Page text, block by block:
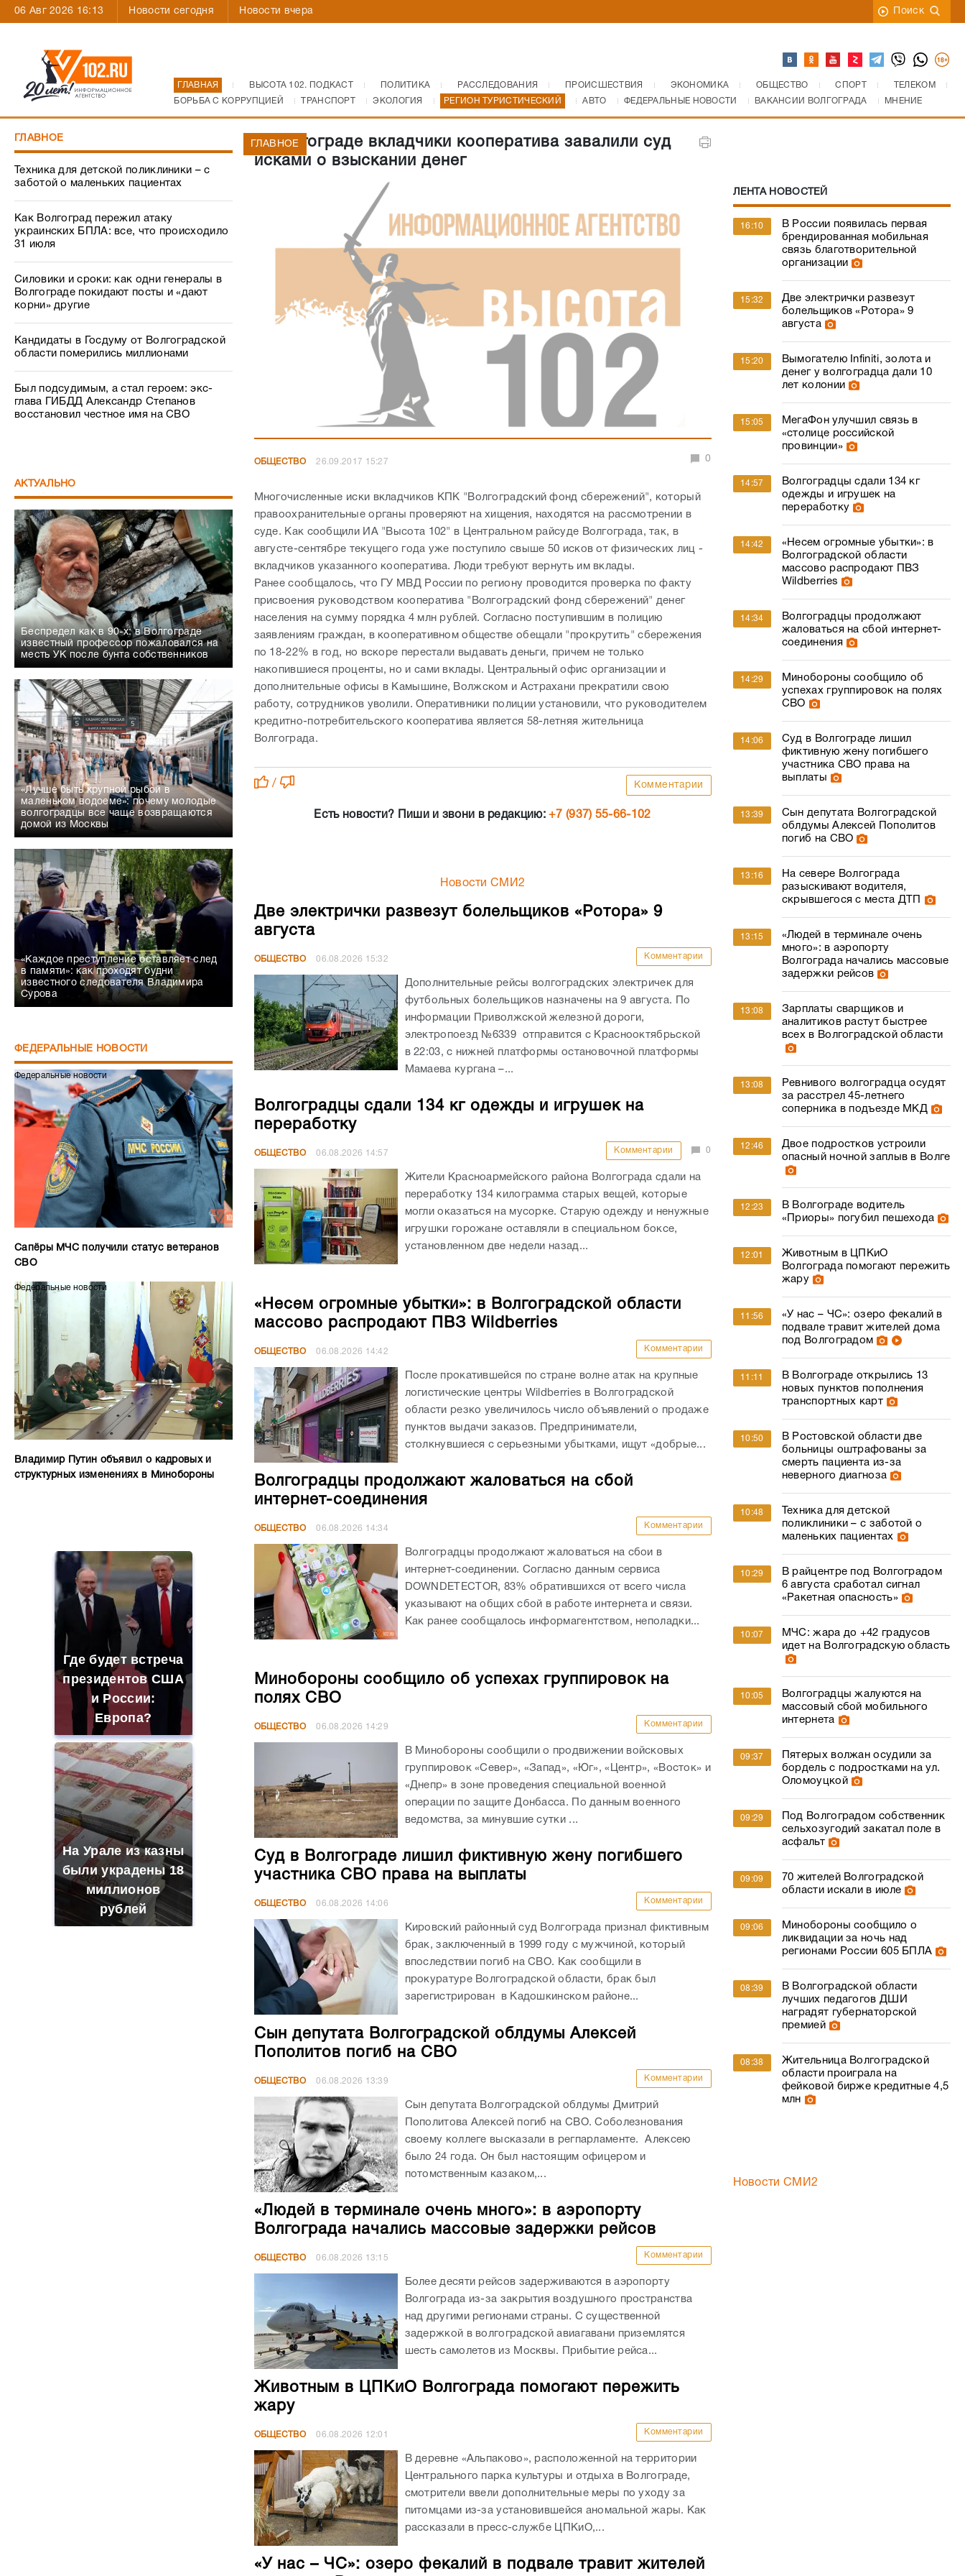
06 Авг 2026 16:13 Новости сегодня Новости вчера Поиск
ГЛАВНАЯ ВЫСОТА 102. ПОДКАСТ ПОЛИТИКА РАССЛЕДОВАНИЯ ПРОИСШЕСТВИЯ ЭКОНОМИКА ОБЩЕСТВО СПОРТ
ТЕЛЕКОМ
БОРЬБА С КОРРУПЦИЕЙ
ТРАНСПОРТ ЭКОЛОГИЯ РЕГИОН ТУРИСТИЧЕСКИЙ АВТО ФЕДЕРАЛЬНЫЕ НОВОСТИ ВАКАНСИИ ВОЛГОГРАДА МНЕНИЕ
ГЛАВНОЕ
Техника для детской поликлиники – с
заботой о маленьких пациентах
Как Волгоград пережил атаку
украинских БПЛА: все, что происходило
31 июля
Силовики и сроки: как одни генералы в
Волгограде покидают посты и «дают
корни» другие
Кандидаты в Госдуму от Волгоградской
области померились миллионами
Был подсудимым, а стал героем: экс-
глава ГИБДД Александр Степанов
восстановил честное имя на СВО
АКТУАЛЬНО
Беспредел как в 90-х: в Волгограде
известный профессор пожаловался на
месть УК после бунта собственников
«Лучше быть крупной рыбой в
маленьком водоеме»: почему молодые
волгоградцы все чаще возвращаются
домой из Москвы
«Каждое преступление оставляет след
в памяти»: как проходят будни
известного следователя Владимира
Сурова
ФЕДЕРАЛЬНЫЕ НОВОСТИ
Федеральные новости
Сапёры МЧС получили статус ветеранов
СВО
Федеральные новости
Владимир Путин объявил о кадровых и
структурных изменениях в Минобороны
Где будет встреча
президентов США
и России:
Европа?
На Урале из казны
были украдены 18
миллионов
рублей
В Волгограде вкладчики кооператива завалили суд
исками о взыскании денег
ГЛАВНОЕ
ОБЩЕСТВО 26.09.2017 15:27 0
Многочисленные иски вкладчиков КПК "Волгоградский фонд сбережений", который
правоохранительные органы проверяют на хищения, находятся на рассмотрении в
суде. Как сообщили ИА "Высота 102" в Центральном райсуде Волгограда, так, в
августе-сентябре текущего года уже поступило свыше 50 исков от физических лиц -
вкладчиков указанного кооператива. Люди требуют вернуть им вклады.
Ранее сообщалось, что ГУ МВД России по региону проводится проверка по факту
присвоения руководством кооператива "Волгоградский фонд сбережений" денег
населения на сумму порядка 4 млн рублей. Согласно поступившим в полицию
заявлениям граждан, в кооперативном обществе обещали "прокрутить" сбережения
по 18-22% в год, но вскоре перестали выдавать деньги, причем не только
накопившиеся проценты, но и сами вклады. Центральный офис организации и
дополнительные офисы в Камышине, Волжском и Астрахани прекратили свою
работу, сотрудников уволили. Оперативники полиции установили, что руководителем
кредитно-потребительского кооператива является 58-летняя жительница
Волгограда.
/ Комментарии
Есть новости? Пиши и звони в редакцию:+7 (937) 55-66-102
Новости СМИ2
Две электрички развезут болельщиков «Ротора» 9
августа
ОБЩЕСТВО 06.08.2026 15:32 Комментарии
Дополнительные рейсы волгоградских электричек для
футбольных болельщиков назначены на 9 августа. По
информации Приволжской железной дороги,
электропоезд №6339 отправится с Краснооктябрьской
в 22:03, с нижней платформы остановочной платформы
Мамаева кургана –...
Волгоградцы сдали 134 кг одежды и игрушек на
переработку
ОБЩЕСТВО 06.08.2026 14:57 Комментарии 0
Жители Красноармейского района Волгограда сдали на
переработку 134 килограмма старых вещей, которые
могли оказаться на мусорке. Старую одежду и ненужные
игрушки горожане оставляли в специальном боксе,
установленном две недели назад...
«Несем огромные убытки»: в Волгоградской области
массово распродают ПВЗ Wildberries
ОБЩЕСТВО 06.08.2026 14:42 Комментарии
После прокатившейся по стране волне атак на крупные
логистические центры Wildberries в Волгоградской
области резко увеличилось число объявлений о продаже
пунктов выдачи заказов. Предприниматели,
столкнувшиеся с серьезными убытками, ищут «добрые...
Волгоградцы продолжают жаловаться на сбой
интернет-соединения
ОБЩЕСТВО 06.08.2026 14:34 Комментарии
Волгоградцы продолжают жаловаться на сбои в
интернет-соединении. Согласно данным сервиса
DOWNDETECTOR, 83% обратившихся от всего числа
указывают на общих сбой в работе интернета и связи.
Как ранее сообщалось информагентством, неполадки...
Минобороны сообщило об успехах группировок на
полях СВО
ОБЩЕСТВО 06.08.2026 14:29 Комментарии
В Минобороны сообщили о продвижении войсковых
группировок «Север», «Запад», «Юг», «Центр», «Восток» и
«Днепр» в зоне проведения специальной военной
операции по защите Донбасса. По данным военного
ведомства, за минувшие сутки ...
Суд в Волгограде лишил фиктивную жену погибшего
участника СВО права на выплаты
ОБЩЕСТВО 06.08.2026 14:06 Комментарии
Кировский районный суд Волгограда признал фиктивным
брак, заключенный в 1999 году с мужчиной, который
впоследствии погиб на СВО. Как сообщили в
прокуратуре Волгоградской области, брак был
зарегистрирован в Кадошкинском районе...
Сын депутата Волгоградской облдумы Алексей
Пополитов погиб на СВО
ОБЩЕСТВО 06.08.2026 13:39 Комментарии
Сын депутата Волгоградской облдумы Дмитрий
Пополитова Алексей погиб на СВО. Соболезнования
своему коллеге высказали в регпарламенте. Алексею
было 24 года. Он был настоящим офицером и
потомственным казаком,...
«Людей в терминале очень много»: в аэропорту
Волгограда начались массовые задержки рейсов
ОБЩЕСТВО 06.08.2026 13:15 Комментарии
Более десяти рейсов задерживаются в аэропорту
Волгограда из-за закрытия воздушного пространства
над другими регионами страны. С существенной
задержкой в волгоградской авиагавани приземлятся
шесть самолетов из Москвы. Прибытие рейса...
Животным в ЦПКиО Волгограда помогают пережить
жару
ОБЩЕСТВО 06.08.2026 12:01 Комментарии
В деревне «Альпаково», расположенной на территории
Центрального парка культуры и отдыха в Волгограде,
смотрители ввели дополнительные меры по уходу за
питомцами из-за установившейся аномальной жары. Как
рассказали в пресс-службе ЦПКиО,...
«У нас – ЧС»: озеро фекалий в подвале травит жителей
ЛЕНТА НОВОСТЕЙ
16:10
В России появилась первая
брендированная мобильная
связь благотворительной
организации
15:32
Две электрички развезут
болельщиков «Ротора» 9
августа
15:20
Вымогателю Infiniti, золота и
денег у волгоградца дали 10
лет колонии
15:05
МегаФон улучшил связь в
«столице российской
провинции»
14:57
Волгоградцы сдали 134 кг
одежды и игрушек на
переработку
14:42
«Несем огромные убытки»: в
Волгоградской области
массово распродают ПВЗ
Wildberries
14:34
Волгоградцы продолжают
жаловаться на сбой интернет-
соединения
14:29
Минобороны сообщило об
успехах группировок на полях
СВО
14:06
Суд в Волгограде лишил
фиктивную жену погибшего
участника СВО права на
выплаты
13:39
Сын депутата Волгоградской
облдумы Алексей Пополитов
погиб на СВО
13:16
На севере Волгограда
разыскивают водителя,
скрывшегося с места ДТП
13:15
«Людей в терминале очень
много»: в аэропорту
Волгограда начались массовые
задержки рейсов
13:08
Зарплаты сварщиков и
аналитиков растут быстрее
всех в Волгоградской области
13:08
Ревнивого волгоградца осудят
за расстрел 45-летнего
соперника в подъезде МКД
12:46
Двое подростков устроили
опасный ночной заплыв в Волге
12:23
В Волгограде водитель
«Приоры» погубил пешехода
12:01
Животным в ЦПКиО
Волгограда помогают пережить
жару
11:56
«У нас – ЧС»: озеро фекалий в
подвале травит жителей дома
под Волгоградом
11:11
В Волгограде открылись 13
новых пунктов пополнения
транспортных карт
10:50
В Ростовской области две
больницы оштрафованы за
смерть пациента из-за
неверного диагноза
10:48
Техника для детской
поликлиники – с заботой о
маленьких пациентах
10:29
В райцентре под Волгоградом
6 августа сработал сигнал
«Ракетная опасность»
10:07
МЧС: жара до +42 градусов
идет на Волгоградскую область
10:05
Волгоградцы жалуются на
массовый сбой мобильного
интернета
09:37
Пятерых волжан осудили за
бордель с подростками на ул.
Оломоуцкой
09:29
Под Волгоградом собственник
сельхозугодий закатал поле в
асфальт
09:09
70 жителей Волгоградской
области искали в июле
09:06
Минобороны сообщило о
ликвидации за ночь над
регионами России 605 БПЛА
08:39
В Волгоградской области
лучших педагогов ДШИ
наградят губернаторской
премией
08:38
Жительница Волгоградской
области проиграла на
фейковой бирже кредитные 4,5
млн
Новости СМИ2